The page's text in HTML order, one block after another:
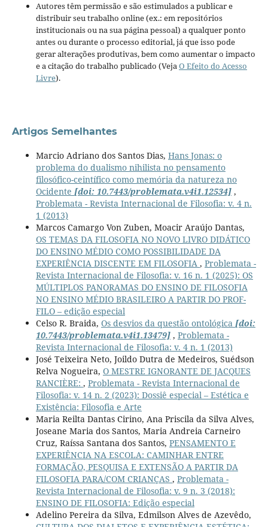
Autores têm permissão e são estimulados a publicar e
distribuir seu trabalho online (ex.: em repositórios
institucionais ou na sua página pessoal) a qualquer ponto
antes ou durante o processo editorial, já que isso pode
gerar alterações produtivas, bem como aumentar o impacto
e a citação do trabalho publicado (VejaO Efeito do Acesso
Livre).
Artigos Semelhantes
Marcio Adriano dos Santos Dias, Hans Jonas: o
problema do dualismo nihilista no pensamento
filosófico-ceintífico como memória da natureza no
Ocidente [doi: 10.7443/problemata.v4i1.12534],
Problemata - Revista Internacional de Filosofia: v. 4 n.
1 (2013)
Marcos Camargo Von Zuben, Moacir Araújo Dantas,
OS TEMAS DA FILOSOFIA NO NOVO LIVRO DIDÁTICO
DO ENSINO MÉDIO COMO POSSIBILIDADE DA
EXPERIÊNCIA DISCENTE EM FILOSOFIA , Problemata -
Revista Internacional de Filosofia: v. 16 n. 1 (2025): OS
MÚLTIPLOS PANORAMAS DO ENSINO DE FILOSOFIA
NO ENSINO MÉDIO BRASILEIRO A PARTIR DO PROF-
FILO – edição especial
Celso R. Braida, Os desvios da questão ontológica [doi:
10.7443/problemata.v4i1.13479], Problemata -
Revista Internacional de Filosofia: v. 4 n. 1 (2013)
José Teixeira Neto, Joildo Dutra de Medeiros, Suédson
Relva Nogueira, O MESTRE IGNORANTE DE JACQUES
RANCIÈRE: , Problemata - Revista Internacional de
Filosofia: v. 14 n. 2 (2023): Dossiê especial – Estética e
Existência: Filosofia e Arte
Maria Reilta Dantas Cirino, Ana Priscila da Silva Alves,
Joseane Maria dos Santos, Maria Andreia Carneiro
Cruz, Raíssa Santana dos Santos, PENSAMENTO E
EXPERIÊNCIA NA ESCOLA: CAMINHAR ENTRE
FORMAÇÃO, PESQUISA E EXTENSÃO A PARTIR DA
FILOSOFIA PARA/COM CRIANÇAS , Problemata -
Revista Internacional de Filosofia: v. 9 n. 3 (2018):
ENSINO DE FILOSOFIA: Edição especial
Adelino Pereira da Silva, Edmilson Alves de Azevêdo,